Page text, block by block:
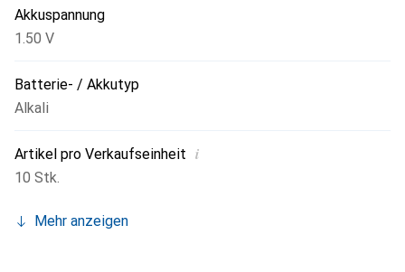
Akkuspannung
1.50 V
Batterie- / Akkutyp
Alkali
Artikel pro Verkaufseinheit i
10 Stk.
Mehr anzeigen